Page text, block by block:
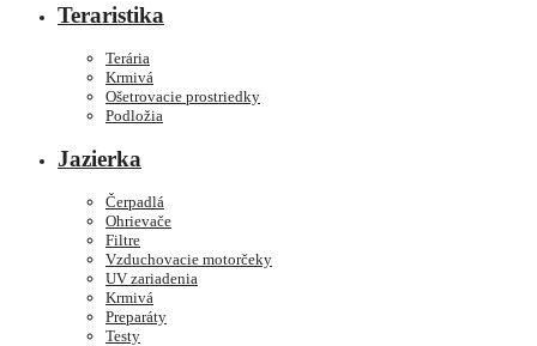
Teraristika
Terária
Krmivá
Ošetrovacie prostriedky
Podložia
Jazierka
Čerpadlá
Ohrievače
Filtre
Vzduchovacie motorčeky
UV zariadenia
Krmivá
Preparáty
Testy